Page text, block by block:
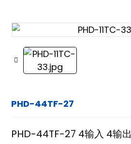
PHD-44TF-27
PHD-44TF-27 4输入 4输出